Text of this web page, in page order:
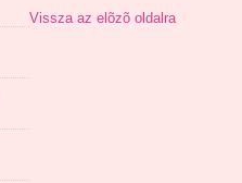
Vissza az elõzõ oldalra